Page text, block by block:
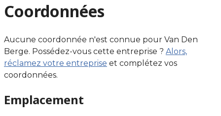
Coordonnées
Aucune coordonnée n'est connue pour Van Den
Berge. Possédez-vous cette entreprise ? Alors,
réclamez votre entreprise et complétez vos
coordonnées.
Emplacement